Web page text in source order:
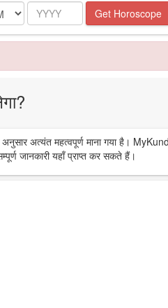
Year Get Horoscope
अत्यंत महत्वपूर्ण माना गया है।
जानकारी यहाँ प्राप्त कर सकते हैं।